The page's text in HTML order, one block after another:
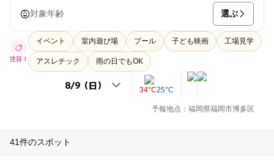
対象年齢 選ぶ
注目！
イベント 室内遊び場 プール 子ども映画 工場見学
アスレチック 雨の日でもOK
34°C25°C
予報地点：福岡県福岡市博多区
41件のスポット